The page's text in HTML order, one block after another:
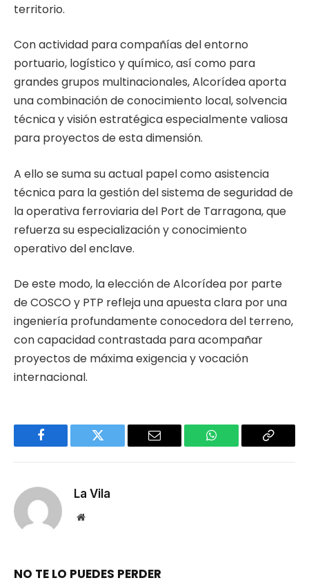
territorio.
Con actividad para compañías del entorno
portuario, logístico y químico, así como para
grandes grupos multinacionales, Alcorídea aporta
una combinación de conocimiento local, solvencia
técnica y visión estratégica especialmente valiosa
para proyectos de esta dimensión.
A ello se suma su actual papel como asistencia
técnica para la gestión del sistema de seguridad de
la operativa ferroviaria del Port de Tarragona, que
refuerza su especialización y conocimiento
operativo del enclave.
De este modo, la elección de Alcorídea por parte
de COSCO y PTP refleja una apuesta clara por una
ingeniería profundamente conocedora del terreno,
con capacidad contrastada para acompañar
proyectos de máxima exigencia y vocación
internacional.
Facebook Twitter Email WhatsApp Copy
La Vila
Website
NO TE LO PUEDES PERDER